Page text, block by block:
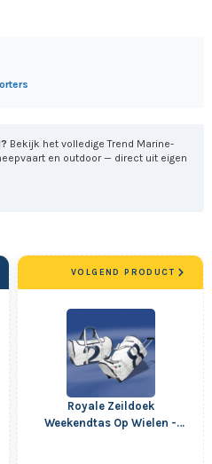
Bekijk het volledige Trend Marine-
en outdoor — direct uit eigen
Royale Zeildoek
Weekendtas Op Wielen -
VOLGEND PRODUCT